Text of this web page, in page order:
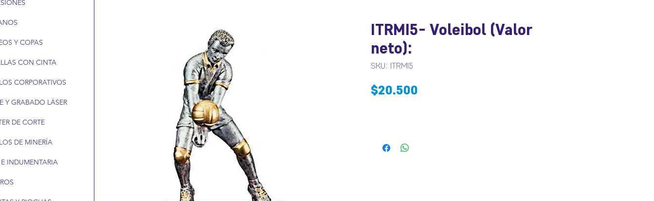
ITRMI5- Voleibol (Valor
neto):
SKU: ITRMI5
$20.500
Y COPAS
CON CINTA
CORPORATIVOS
Y GRABADO LÁSER
DE CORTE
DE MINERÍA
INDUMENTARIA